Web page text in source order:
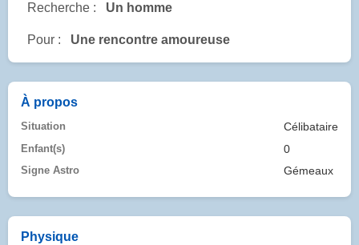
Recherche : Un homme
Pour : Une rencontre amoureuse
À propos
Situation Célibataire
Enfant(s) 0
Signe Astro Gémeaux
Physique